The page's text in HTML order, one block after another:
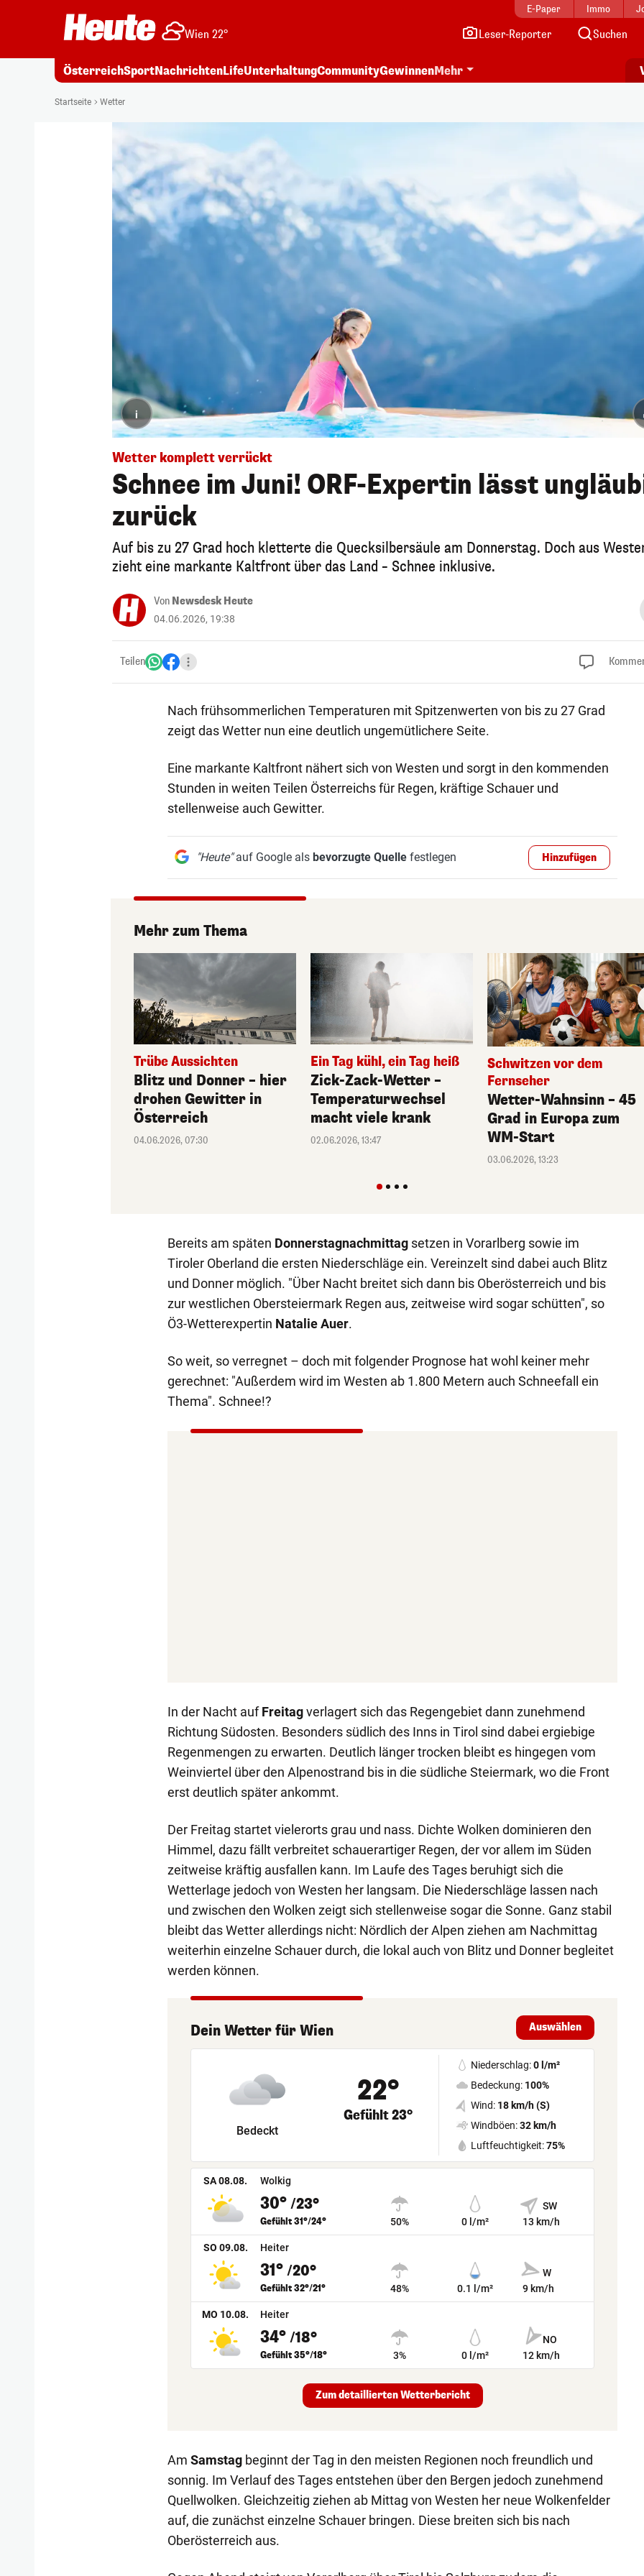
E-Paper Immo
Wien 22° Leser-Reporter Suchen
ÖsterreichSportNachrichtenLifeUnterhaltungCommunityGewinnenMehr
Startseite Wetter
i
Wetter komplett verrückt
Schnee im Juni! ORF-Expertin lässt
zurück
Auf bis zu 27 Grad hoch kletterte die Quecksilbersäule am Donnerstag. Doch aus
zieht eine markante Kaltfront über das Land – Schnee inklusive.
Von Newsdesk Heute
04.06.2026, 19:38
Teilen
Nach frühsommerlichen Temperaturen mit Spitzenwerten von bis zu 27 Grad
zeigt das Wetter nun eine deutlich ungemütlichere Seite.
Eine markante Kaltfront nähert sich von Westen und sorgt in den kommenden
Stunden in weiten Teilen Österreichs für Regen, kräftige Schauer und
stellenweise auch Gewitter.
"Heute"auf Google als bevorzugte Quellefestlegen Hinzufügen
Mehr zum Thema
Trübe Aussichten
Blitz und Donner – hier
drohen Gewitter in
Österreich
04.06.2026, 07:30
Ein Tag kühl, ein Tag heiß
Zick-Zack-Wetter –
Temperaturwechsel
macht viele krank
02.06.2026, 13:47
Schwitzen vor dem
Fernseher
Wetter-Wahnsinn – 45
Grad in Europa zum
WM-Start
03.06.2026, 13:23
Bereits am späten Donnerstagnachmittagsetzen in Vorarlberg sowie im
Tiroler Oberland die ersten Niederschläge ein. Vereinzelt sind dabei auch Blitz
und Donner möglich. "Über Nacht breitet sich dann bis Oberösterreich und bis
zur westlichen Obersteiermark Regen aus, zeitweise wird sogar schütten", so
Ö3-Wetterexpertin Natalie Auer.
So weit, so verregnet – doch mit folgender Prognose hat wohl keiner mehr
gerechnet: "Außerdem wird im Westen ab 1.800 Metern auch Schneefall ein
Thema". Schnee!?
In der Nacht aufFreitagverlagert sich das Regengebiet dann zunehmend
Richtung Südosten. Besonders südlich des Inns in Tirol sind dabei ergiebige
Regenmengen zu erwarten. Deutlich länger trocken bleibt es hingegen vom
Weinviertel über den Alpenostrand bis in die südliche Steiermark, wo die Front
erst deutlich später ankommt.
Der Freitag startet vielerorts grau und nass. Dichte Wolken dominieren den
Himmel, dazu fällt verbreitet schauerartiger Regen, der vor allem im Süden
zeitweise kräftig ausfallen kann. Im Laufe des Tages beruhigt sich die
Wetterlage jedoch von Westen her langsam. Die Niederschläge lassen nach
und zwischen den Wolken zeigt sich stellenweise sogar die Sonne. Ganz stabil
bleibt das Wetter allerdings nicht: Nördlich der Alpen ziehen am Nachmittag
weiterhin einzelne Schauer durch, die lokal auch von Blitz und Donner begleitet
werden können.
Dein WetterfürWien Auswählen
Bedeckt
22°
Gefühlt 23°
Niederschlag:0 l/m²
Bedeckung: 100%
Wind: 18 km/h (S)
Windböen:32 km/h
Luftfeuchtigkeit:75%
SA 08.08. Wolkig
30°/23°
Gefühlt 31°/24° 50% 0 l/m²
SW
13 km/h
SO 09.08. Heiter
31°/20°
Gefühlt 32°/21° 48% 0.1 l/m²
W
9 km/h
MO 10.08. Heiter
34°/18°
Gefühlt 35°/18° 3% 0 l/m²
NO
12 km/h
Zum detaillierten Wetterbericht
Am Samstagbeginnt der Tag in den meisten Regionen noch freundlich und
sonnig. Im Verlauf des Tages entstehen über den Bergen jedoch zunehmend
Quellwolken. Gleichzeitig ziehen ab Mittag von Westen her neue Wolkenfelder
auf, die zunächst einzelne Schauer bringen. Diese breiten sich bis nach
Oberösterreich aus.